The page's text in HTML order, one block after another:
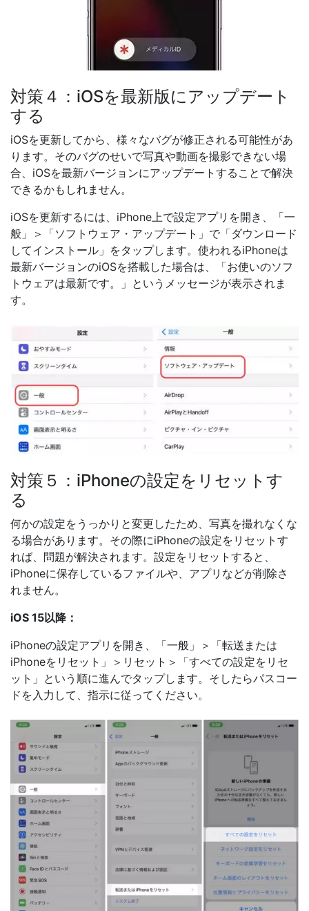
対策４：iOSを最新版にアップデート
する
iOSを更新してから、様々なバグが修正される可能性があ
ります。そのバグのせいで写真や動画を撮影できない場
合、iOSを最新バージョンにアップデートすることで解決
できるかもしれません。
iOSを更新するには、iPhone上で設定アプリを開き、「一
般」＞「ソフトウェア・アップデート」で「ダウンロード
してインストール」をタップします。使われるiPhoneは
最新バージョンのiOSを搭載した場合は、「お使いのソフ
トウェアは最新です。」というメッセージが表示されま
す。
対策５：iPhoneの設定をリセットす
る
何かの設定をうっかりと変更したため、写真を撮れなくな
る場合があります。その際にiPhoneの設定をリセットす
れば、問題が解決されます。設定をリセットすると、
iPhoneに保存しているファイルや、アプリなどが削除さ
れません。
iOS 15以降：
iPhoneの設定アプリを開き、「一般」＞「転送または
iPhoneをリセット」＞リセット＞「すべての設定をリセ
ット」という順に進んでタップします。そしたらパスコー
ドを入力して、指示に従ってください。